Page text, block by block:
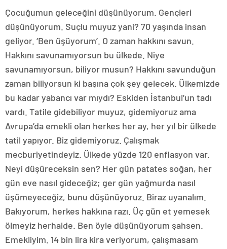
Çocuğumun geleceğini düşünüyorum. Gençleri
düşünüyorum. Suçlu muyuz yani? 70 yaşında insan
geliyor. ‘Ben üşüyorum’. O zaman hakkını savun.
Hakkını savunamıyorsun bu ülkede. Niye
savunamıyorsun, biliyor musun? Hakkını savunduğun
zaman biliyorsun ki başına çok şey gelecek. Ülkemizde
bu kadar yabancı var mıydı? Eskiden İstanbul’un tadı
vardı. Tatile gidebiliyor muyuz, gidemiyoruz ama
Avrupa’da emekli olan herkes her ay, her yıl bir ülkede
tatil yapıyor. Biz gidemiyoruz. Çalışmak
mecburiyetindeyiz. Ülkede yüzde 120 enflasyon var.
Neyi düşüreceksin sen? Her gün patates soğan, her
gün eve nasıl gideceğiz; ger gün yağmurda nasıl
üşümeyeceğiz, bunu düşünüyoruz. Biraz uyanalım.
Bakıyorum, herkes hakkına razı. Üç gün et yemesek
ölmeyiz herhalde. Ben öyle düşünüyorum şahsen.
Emekliyim. 14 bin lira kira veriyorum, çalışmasam